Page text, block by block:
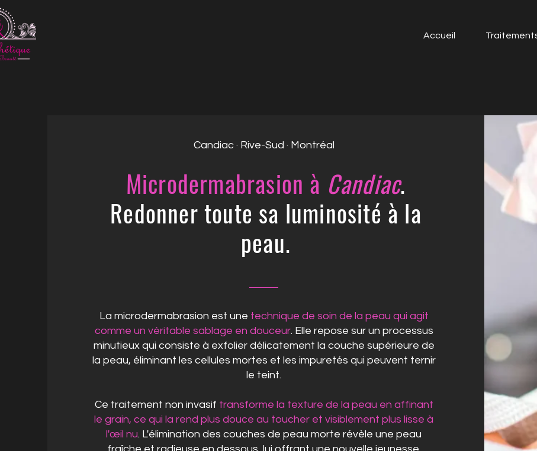
Accueil
Candiac · Rive-Sud · Montréal
Microdermabrasion à Candiac.
Redonner toute sa luminosité à la
peau.
La microdermabrasion est une technique de soin de la peau qui agit
comme un véritable sablage en douceur. Elle repose sur un processus
minutieux qui consiste à exfolier délicatement la couche supérieure de
la peau, éliminant les cellules mortes et les impuretés qui peuvent ternir
le teint.
Ce traitement non invasif transforme la texture de la peau en affinant
le grain, ce qui la rend plus douce au toucher et visiblement plus lisse à
l'œil nu. L'élimination des couches de peau morte révèle une peau